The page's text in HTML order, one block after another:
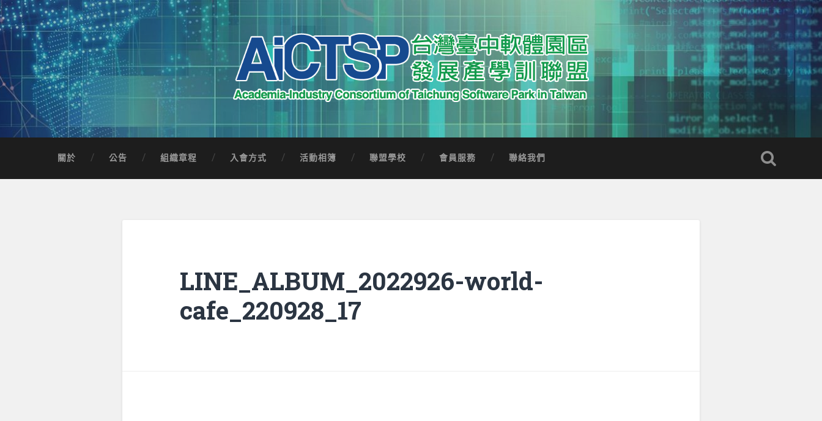
Skip
to
content
Search
AICTSP 台灣臺中軟體園區發展產學訓聯盟
Academia-Industry Consortium of Taichung Software Park in Taiwan
關於 公告 組織章程 入會方式 活動相簿 聯盟學校 會員服務 聯絡我們
LINE_ALBUM_2022926-world-
cafe_220928_17